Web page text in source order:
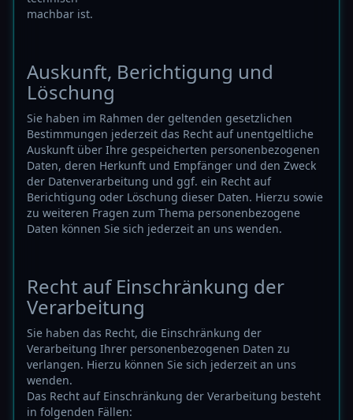
machbar ist.
Auskunft, Berichtigung und
Löschung
Sie haben im Rahmen der geltenden gesetzlichen
Bestimmungen jederzeit das Recht auf unentgeltliche
Auskunft über Ihre gespeicherten personenbezogenen
Daten, deren Herkunft und Empfänger und den Zweck
der Datenverarbeitung und ggf. ein Recht auf
Berichtigung oder Löschung dieser Daten. Hierzu sowie
zu weiteren Fragen zum Thema personenbezogene
Daten können Sie sich jederzeit an uns wenden.
Recht auf Einschränkung der
Verarbeitung
Sie haben das Recht, die Einschränkung der
Verarbeitung Ihrer personenbezogenen Daten zu
verlangen. Hierzu können Sie sich jederzeit an uns
wenden.
Das Recht auf Einschränkung der Verarbeitung besteht
in folgenden Fällen: